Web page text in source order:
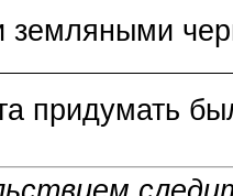
придумать